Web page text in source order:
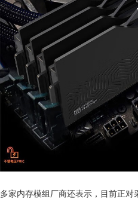
多家内存模组厂商还表示，目前正